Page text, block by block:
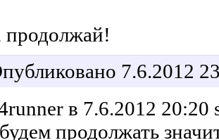
продолжай!
7.6.2012
в 7.6.2012
продолжать